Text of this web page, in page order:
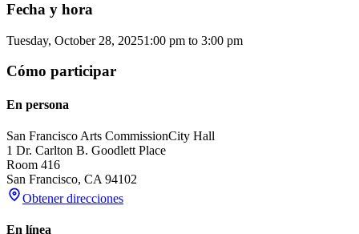
Fecha y hora
Tuesday, October 28, 20251:00 pm to 3:00 pm
Cómo participar
En persona
San Francisco Arts CommissionCity Hall
1 Dr. Carlton B. Goodlett Place
Room 416
San Francisco, CA 94102
Obtener direcciones
En línea